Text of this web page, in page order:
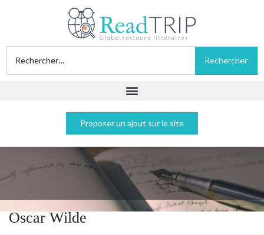
Proposer un ajout sur le site
Oscar Wilde